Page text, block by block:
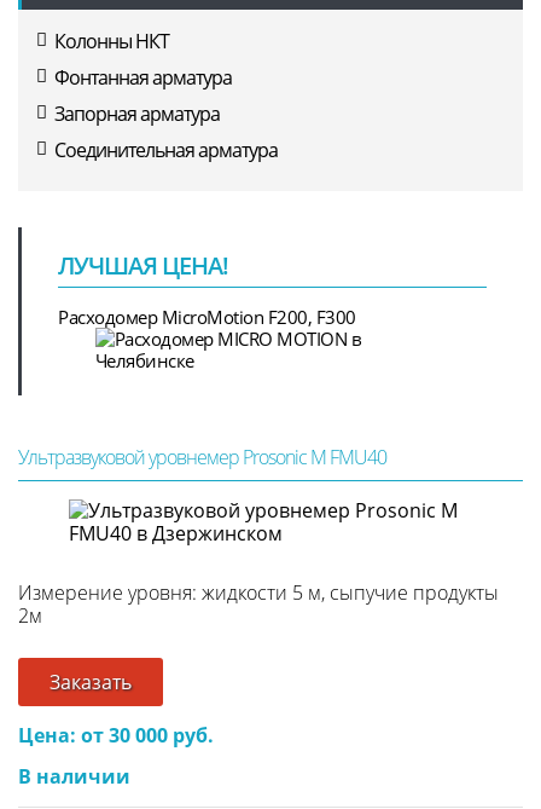
Колонны НКТ
Фонтанная арматура
Запорная арматура
Соединительная арматура
ЛУЧШАЯ ЦЕНА!
Расходомер MicroMotion F200, F300
Ультразвуковой уровнемер Prosonic M FMU40
Измерение уровня: жидкости 5 м, сыпучие продукты
2м
Заказать
Цена: от 30 000 руб.
В наличии